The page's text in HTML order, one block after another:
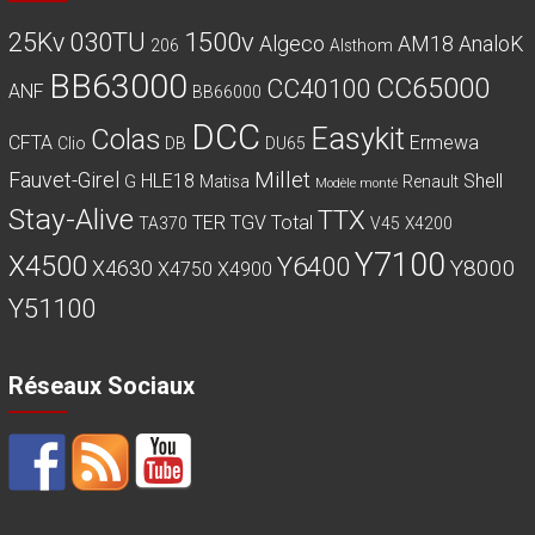
25Kv 030TU 206 1500v Algeco Alsthom AM18 AnaloK
ANF BB63000 BB66000 CC40100 CC65000
CFTA Clio Colas DB DCC DU65 Easykit Ermewa
Fauvet-Girel G HLE18 Matisa Millet Modèle monté Renault Shell
Stay-Alive TA370 TER TGV Total TTX V45 X4200
X4500 X4630 X4750 X4900 Y6400Y7100 Y8000
Y51100
Réseaux Sociaux